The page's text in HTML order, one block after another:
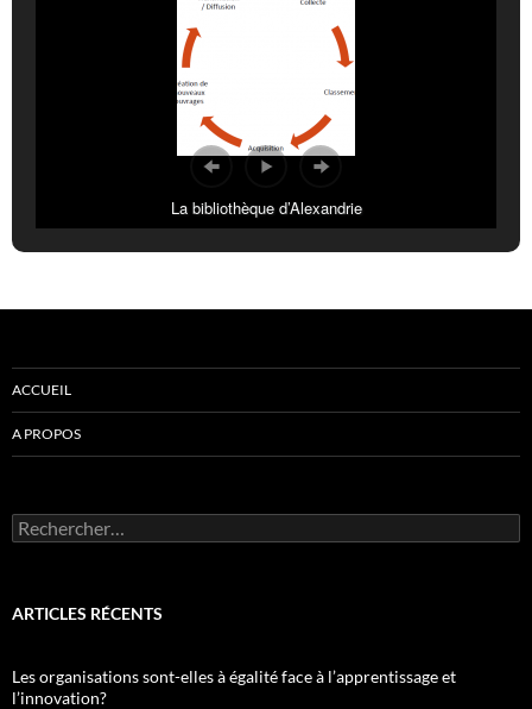
La bibliothèque d’Alexandrie
ACCUEIL
A PROPOS
Rechercher :
ARTICLES RÉCENTS
Les organisations sont-elles à égalité face à l’apprentissage et
l’innovation?